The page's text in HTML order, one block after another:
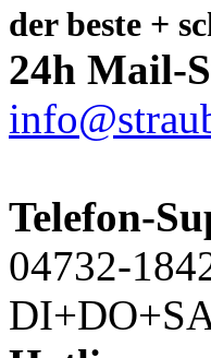
der beste +
24h Mail-
Telefon-
04732-